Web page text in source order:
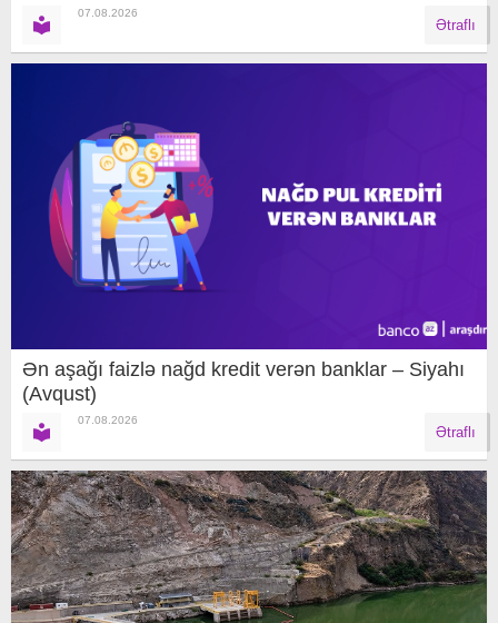
07.08.2026
Ətraflı
Ən aşağı faizlə nağd kredit verən banklar – Siyahı
(Avqust)
07.08.2026
Ətraflı